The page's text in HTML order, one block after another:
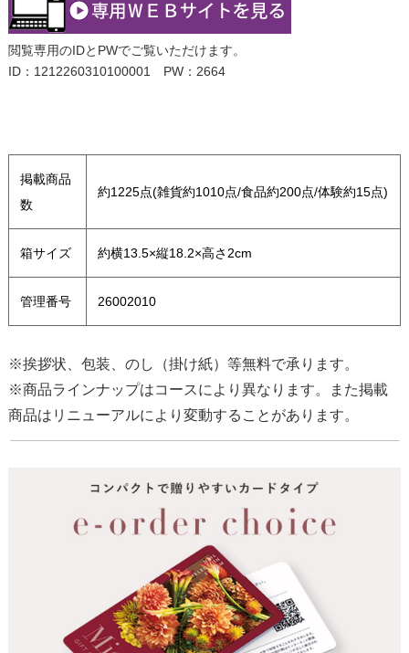
閲覧専用のIDとPWでご覧いただけます。
ID：1212260310100001 PW：2664
掲載商品
数
約1225点(雑貨約1010点/食品約200点/体験約15点)
箱サイズ 約横13.5×縦18.2×高さ2cm
管理番号 26002010
※挨拶状、包装、のし（掛け紙）等無料で承ります。
※商品ラインナップはコースにより異なります。また掲載
商品はリニューアルにより変動することがあります。